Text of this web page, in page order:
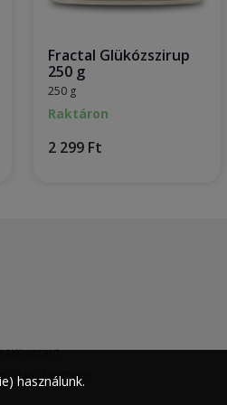
Fractal Glükózszirup
250 g
250 g
Raktáron
2 299 Ft
használunk.
Feltételek